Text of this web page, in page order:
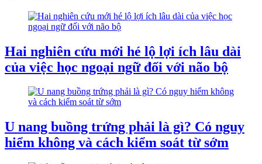
Hai nghiên cứu mới hé lộ lợi ích lâu dài
của việc học ngoại ngữ đối với não bộ
U nang buồng trứng phải là gì? Có nguy
hiểm không và cách kiểm soát từ sớm